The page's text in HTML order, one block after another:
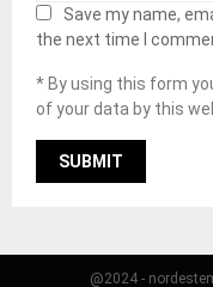
Save my name,
the next time I
* By using this form
of your data by this
@2024 -